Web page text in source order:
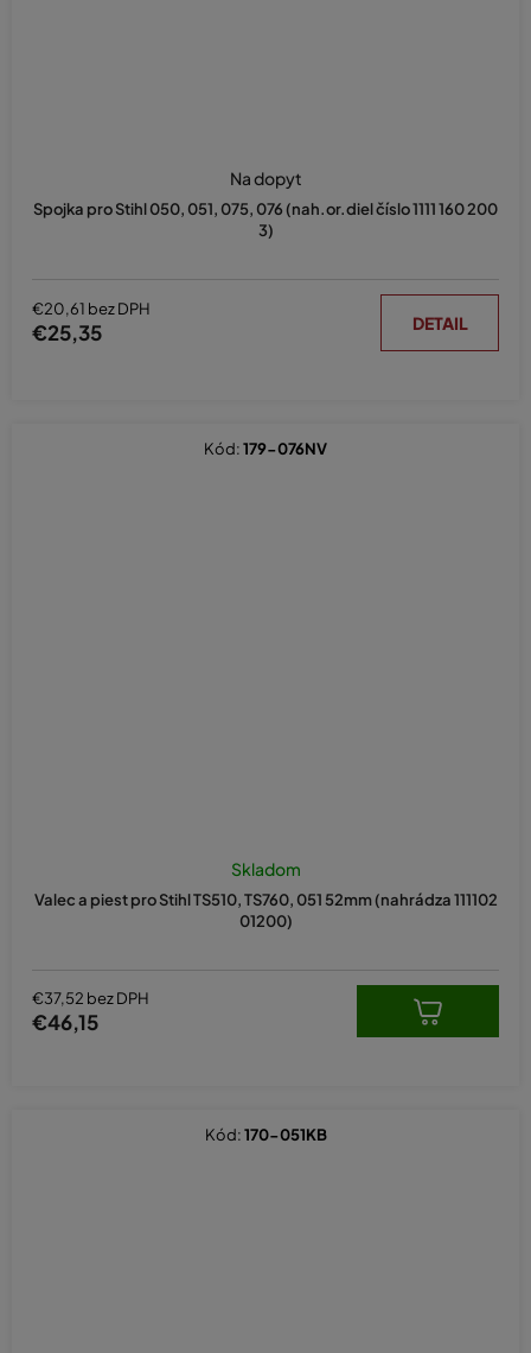
Spojka pro Stihl 050, 051, 075, 076 (nah.or.diel číslo 1111 160 200
3)
Na dopyt
€20,61 bez DPH
€25,35 DETAIL
Valec a piest pro Stihl TS510, TS760, 051 52mm (nahrádza 111102
01200)
Skladom
€37,52 bez DPH
€46,15
Kód:179-076NV
Kód:170-051KB